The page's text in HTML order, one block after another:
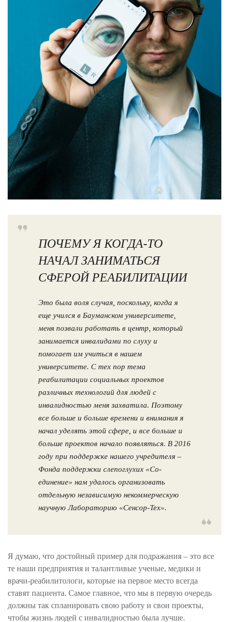
ПОЧЕМУ Я КОГДА-ТО
НАЧАЛ ЗАНИМАТЬСЯ
СФЕРОЙ РЕАБИЛИТАЦИИ
Это была воля случая, поскольку, когда я
еще учился в Бауманском университете,
меня позвали работать в центр, который
занимается инвалидами по слуху и
помогает им учиться в нашем
университете. С тех пор тема
реабилитации социальных проектов
различных технологий для людей с
инвалидностью меня захватила. Поэтому
все больше и больше времени и внимания я
начал уделять этой сфере, и все больше и
больше проектов начало появляться. В 2016
году при поддержке нашего учредителя –
Фонда поддержки слепоглухих «Со-
единение» нам удалось организовать
отдельную независимую некоммерческую
научную Лабораторию «Сенсор-Тех».
Я думаю, что достойный пример для подражания – это все
те наши предприятия и талантливые ученые, медики и
врачи-реабилитологи, которые на первое место всегда
ставят пациента. Самое главное, что мы в первую очередь
должны так спланировать свою работу и свои проекты,
чтобы жизнь людей с инвалидностью была лучше.